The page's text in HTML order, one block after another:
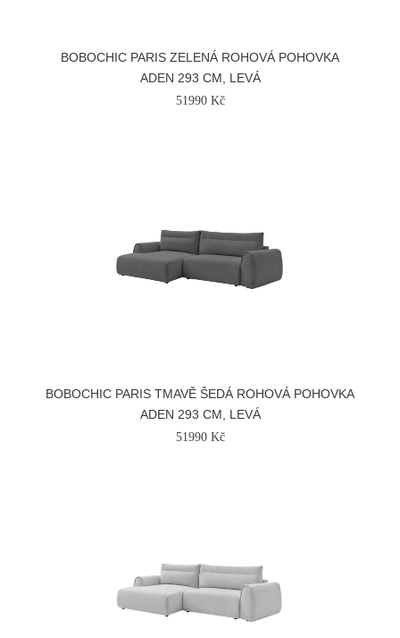
BOBOCHIC PARIS ZELENÁ ROHOVÁ POHOVKA
ADEN 293 CM, LEVÁ
51990 Kč
BOBOCHIC PARIS TMAVĚ ŠEDÁ ROHOVÁ POHOVKA
ADEN 293 CM, LEVÁ
51990 Kč